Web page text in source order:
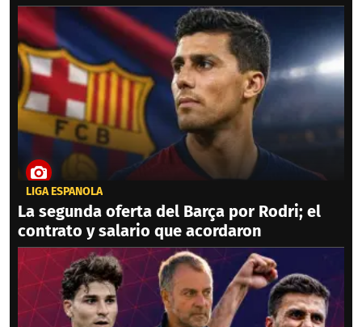
LIGA ESPAÑOLA
La segunda oferta del Barça por Rodri; el
contrato y salario que acordaron